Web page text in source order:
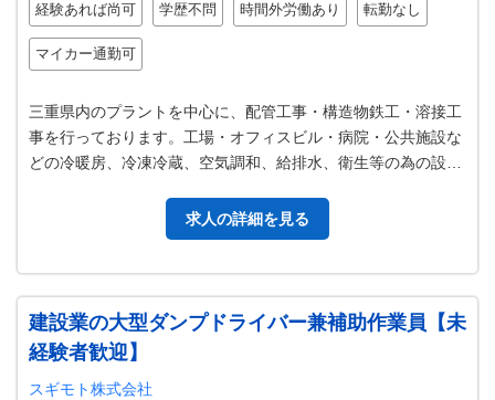
経験あれば尚可 学歴不問 時間外労働あり 転勤なし
マイカー通勤可
三重県内のプラントを中心に、配管工事・構造物鉄工・溶接工
事を行っております。工場・オフィスビル・病院・公共施設な
どの冷暖房、冷凍冷蔵、空気調和、給排水、衛生等の為の設備
求人の詳細を見る
建設業の大型ダンプドライバー兼補助作業員【未
経験者歓迎】
スギモト株式会社